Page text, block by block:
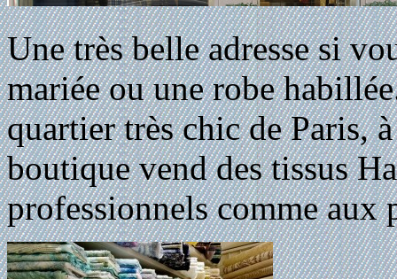
Une très belle adresse si
mariée ou une robe
quartier très chic de Paris,
boutique vend des tissus
professionnels comme aux